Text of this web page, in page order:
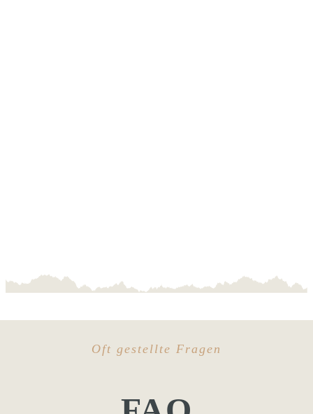
Oft gestellte Fragen